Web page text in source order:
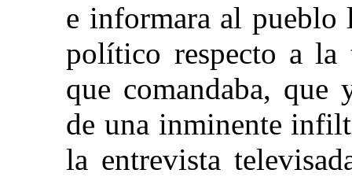
e informara al pueblo
político respecto a la
que comandaba, que
de una inminente
la entrevista